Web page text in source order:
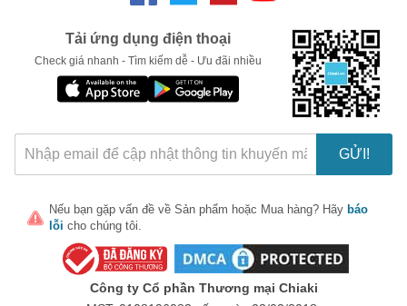
Tải ứng dụng điện thoại
Check giá nhanh - Tìm kiếm dễ - Ưu đãi nhiều
GỬI!
Nếu bạn gặp vấn đề về Sản phẩm hoặc Mua hàng? Hãy báo
lỗi cho chúng tôi.
Công ty Cổ phần Thương mại Chiaki
LẤY MÃ NGAY